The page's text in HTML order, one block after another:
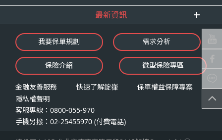
另有規定或履行契約所必要外，錠嵂公司
查詢或請求閱覽。
請求製給複製本。
請求補充或更正。
請求停止蒐集、處理或利用。
請求刪除。
（二）當事人行使權利之方式
台端如欲行使上述權利時，得以書面方式
向錠嵂公司申請，申請書面送達地址：台
最新資訊
最新消息
錠嵂焦點
影音頻道
業務資源分享
我要保單規劃 需求分析
保險介紹 微型保險專區
金融友善服務 快速了解錠嵂
保單權益保障專案
隱私權聲明
客服專線：0800-055-970
手機另撥：02-25455970 (付費電話)